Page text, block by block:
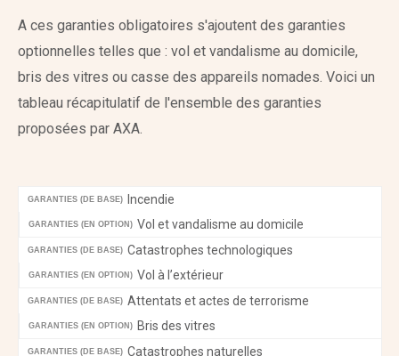
A ces garanties obligatoires s'ajoutent des garanties
optionnelles telles que : vol et vandalisme au domicile,
bris des vitres ou casse des appareils nomades. Voici un
tableau récapitulatif de l'ensemble des garanties
proposées par AXA.
GARANTIES (DE BASE) Incendie
GARANTIES (EN OPTION) Vol et vandalisme au domicile
GARANTIES (DE BASE) Catastrophes technologiques
GARANTIES (EN OPTION) Vol à l’extérieur
GARANTIES (DE BASE) Attentats et actes de terrorisme
GARANTIES (EN OPTION) Bris des vitres
GARANTIES (DE BASE) Catastrophes naturelles